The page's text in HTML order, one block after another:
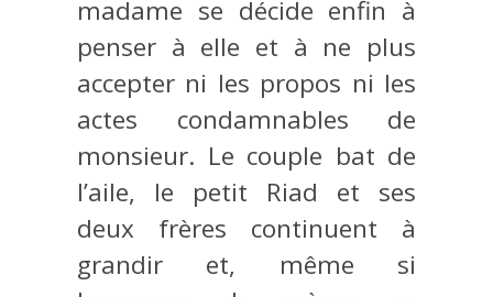
madame se décide enfin à
penser à elle et à ne plus
accepter ni les propos ni les
actes condamnables de
monsieur. Le couple bat de
l’aile, le petit Riad et ses
deux frères continuent à
grandir et, même si